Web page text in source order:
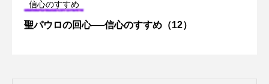
信心のすすめ
聖パウロの回心──信心のすすめ（12）